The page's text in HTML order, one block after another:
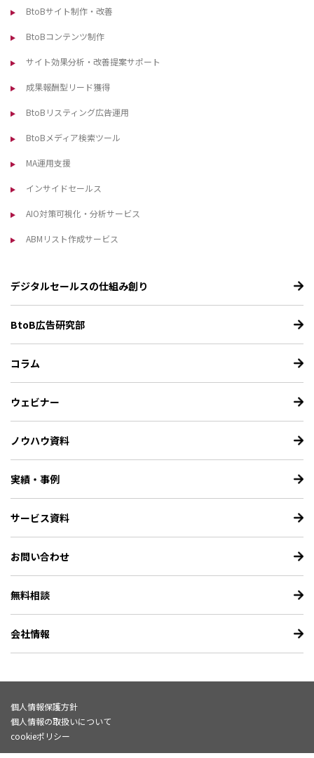
BtoBサイト制作・改善
BtoBコンテンツ制作
サイト効果分析・改善提案サポート
成果報酬型リード獲得
BtoBリスティング広告運用
BtoBメディア検索ツール
MA運用支援
インサイドセールス
AIO対策可視化・分析サービス
ABMリスト作成サービス
デジタルセールスの仕組み創り
BtoB広告研究部
コラム
ウェビナー
ノウハウ資料
実績・事例
サービス資料
お問い合わせ
無料相談
会社情報
個人情報保護方針
個人情報の取扱いについて
cookieポリシー